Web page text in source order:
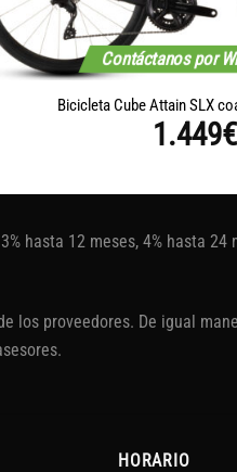
Contáctanos por
Bicicleta Cube Attain SLX
1.449€
hasta 12 meses, 4% hasta 24
los proveedores. De igual
HORARIO